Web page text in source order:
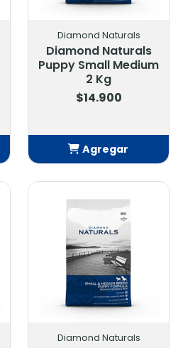
Diamond Naturals
Diamond Naturals
Puppy Small Medium
2 Kg
$14.900
Agregar
Diamond Naturals